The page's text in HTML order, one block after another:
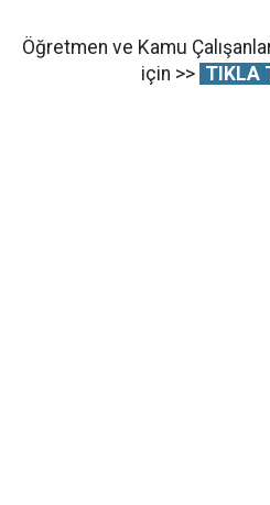
Öğretmen ve Kamu
için >> TIKLA